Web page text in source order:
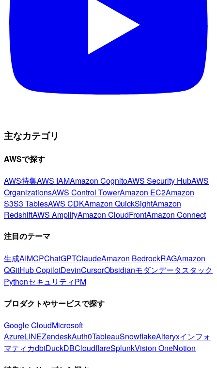
主なカテゴリ
AWSで探す
AWS特集AWS IAMAmazon CognitoAWS Security HubAWS
OrganizationsAWS Control TowerAmazon EC2Amazon
S3S3 TablesAWS CDKAmazon QuickSightAmazon
RedshiftAWS AmplifyAmazon CloudFrontAmazon Connect
注目のテーマ
生成AIMCPChatGPTClaudeAmazon BedrockRAGAmazon
QGitHub CopilotDevinCursorObsidianモダンデータスタック
PythonセキュリティPM
プロダクトやサービスで探す
Google CloudMicrosoft
AzureLINEZendeskAuth0TableauSnowflakeAlteryxインフォ
マティカdbtDuckDBCloudflareSplunkVision OneNotion